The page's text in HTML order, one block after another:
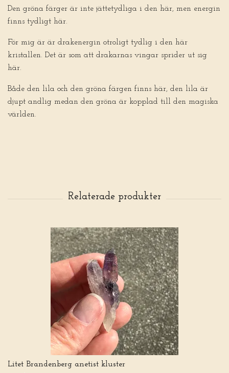
Den gröna färger är inte jättetydliga i den här, men energin
finns tydligt här.
För mig är är drakenergin otroligt tydlig i den här
kristallen. Det är som att drakarnas vingar sprider ut sig
här.
Både den lila och den gröna färgen finns här, den lila är
djupt andlig medan den gröna är kopplad till den magiska
världen.
Litet Brandenberg anetist kluster